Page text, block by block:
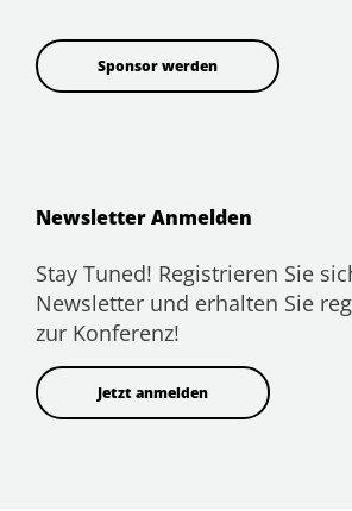
Sponsor werden
Newsletter Anmelden
Stay Tuned! Registrieren Sie
Newsletter und erhalten Sie
zur Konferenz!
Jetzt anmelden